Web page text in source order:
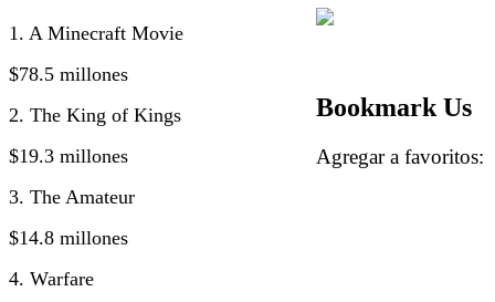
1. A Minecraft Movie
$78.5 millones
2. The King of Kings
$19.3 millones
3. The Amateur
$14.8 millones
4. Warfare
Bookmark Us
Agregar a